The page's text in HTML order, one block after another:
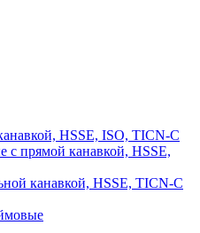
HSSE, ISO, TICN-C
прямой канавкой, HSSE,
канавкой, HSSE, TICN-C